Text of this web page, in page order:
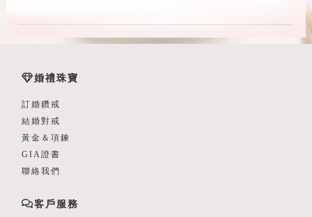
婚禮珠寶
訂婚鑽戒
結婚對戒
黃金＆項鍊
GIA證書
聯絡我們
客戶服務